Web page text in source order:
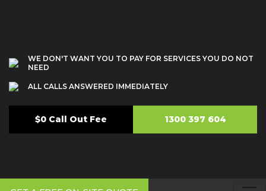
WE DON'T WANT YOU TO PAY FOR SERVICES YOU DO NOT
NEED
ALL CALLS ANSWERED IMMEDIATELY
$0 Call Out Fee 1300 397 604